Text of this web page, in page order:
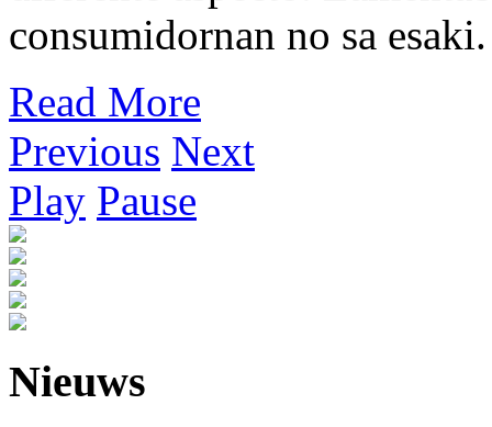
consumidornan no sa esaki.
Read More
Previous Next
Play Pause
Nieuws